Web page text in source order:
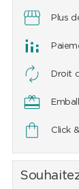
Plus
Droit
Click